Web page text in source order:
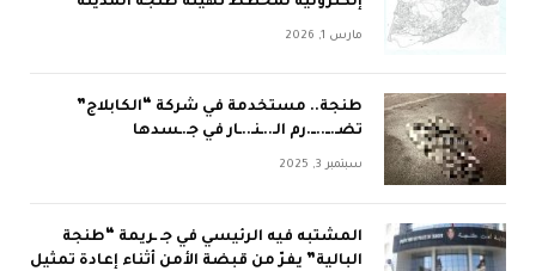
مارس 1, 2026
طنجة.. مستخدمة في شركة “الكابلاج”
تضـ.ــ..ــ.رم الـ..ـنـ..ـار في جـ.ـسدها
سبتمبر 3, 2025
المشتبه فيه الرئيسي في جـ ـريمة “طنجة
البالية” يفرّ من قبضة الأمن أثناء إعادة تمثيل